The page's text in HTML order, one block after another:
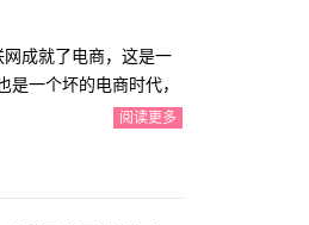
成就了电商，这是一
一个坏的电商时代，
阅读更多